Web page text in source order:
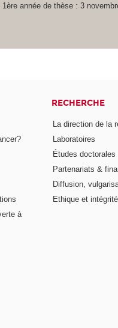
année de thèse : 3
à
RECHERCHE
La direction de la
Laboratoires
Études doctorales
Partenariats &
Diffusion,
Ethique et